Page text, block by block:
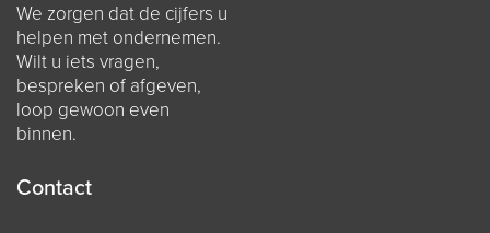
We zorgen dat de cijfers u
helpen met ondernemen.
Wilt u iets vragen,
bespreken of afgeven,
loop gewoon even
binnen.
Contact